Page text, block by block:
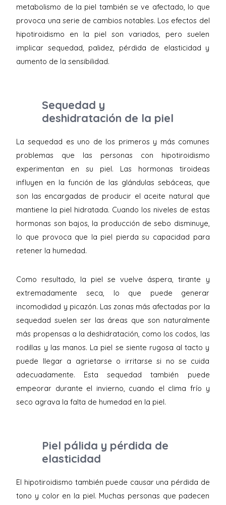
metabolismo de la piel también se ve afectado, lo que
provoca una serie de cambios notables. Los efectos del
hipotiroidismo en la piel son variados, pero suelen
implicar sequedad, palidez, pérdida de elasticidad y
aumento de la sensibilidad.
Sequedad y
deshidratación de la piel
La sequedad es uno de los primeros y más comunes
problemas que las personas con hipotiroidismo
experimentan en su piel. Las hormonas tiroideas
influyen en la función de las glándulas sebáceas, que
son las encargadas de producir el aceite natural que
mantiene la piel hidratada. Cuando los niveles de estas
hormonas son bajos, la producción de sebo disminuye,
lo que provoca que la piel pierda su capacidad para
retener la humedad.
Como resultado, la piel se vuelve áspera, tirante y
extremadamente seca, lo que puede generar
incomodidad y picazón. Las zonas más afectadas por la
sequedad suelen ser las áreas que son naturalmente
más propensas a la deshidratación, como los codos, las
rodillas y las manos. La piel se siente rugosa al tacto y
puede llegar a agrietarse o irritarse si no se cuida
adecuadamente. Esta sequedad también puede
empeorar durante el invierno, cuando el clima frío y
seco agrava la falta de humedad en la piel.
Piel pálida y pérdida de
elasticidad
El hipotiroidismo también puede causar una pérdida de
tono y color en la piel. Muchas personas que padecen